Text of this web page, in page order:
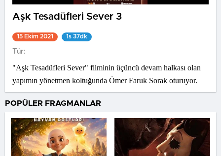
Aşk Tesadüfleri Sever 3
15 Ekim 2021 1s 37dk
Tür:
"Aşk Tesadüfleri Sever" filminin üçüncü devam halkası olan
yapımın yönetmen koltuğunda Ömer Faruk Sorak oturuyor.
POPÜLER FRAGMANLAR